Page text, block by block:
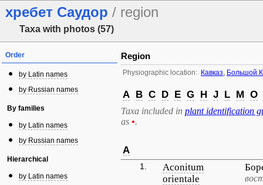
хребет Саудор / region
Taxa with photos (57)
Order
by Latin names
by Russian names
By families
by Latin names
by Russian names
Hierarchical
by Latin names
Region
Physiographic location: Кавказ, Большой
A B C D E G H J L M O
Taxa included in plant identification
as •.
A
1.
Aconitum
orientale